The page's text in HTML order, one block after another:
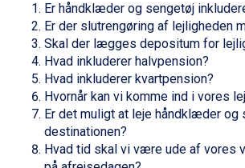
Passo Tonale fra DKK 3.795
Saalbach fra DKK 5.945
Sölden fra DKK 8.445
Bad Hofgastein fra DKK 5.495
Champoluc fra DKK 3.795
Sestriere fra DKK 4.395
Fieberbrunn fra DKK 6.145
Wagrain fra DKK 4.645
Ischgl fra DKK 7.095
Er håndklæder og sengetøj
Er der slutrengøring af lejligheden
Skal der lægges depositum for
Hvad inkluderer halvpension?
Hvad inkluderer kvartpension?
Hvornår kan vi komme ind i vores
Er det muligt at leje håndklæder og
destinationen?
Hvad tid skal vi være ude af vores